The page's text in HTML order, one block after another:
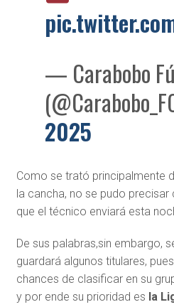
— Carabobo
2025
Como se trató principalmente
la cancha, no se pudo precisar
que el técnico enviará esta
De sus palabras,sin embargo,
guardará algunos titulares,
chances de clasificar en su
y por ende su prioridad es la